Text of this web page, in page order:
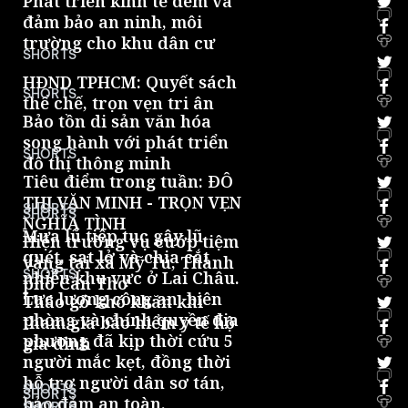
đảm bảo an ninh, môi
trường cho khu dân cư
0
SHORTS
HĐND TPHCM: Quyết sách
thể chế, trọn vẹn tri ân
0
SHORTS
Bảo tồn di sản văn hóa
song hành với phát triển
đô thị thông minh
0
SHORTS
Tiêu điểm trong tuần: ĐÔ
THỊ VĂN MINH - TRỌN VẸN
NGHĨA TÌNH
0
SHORTS
Hiện trường vụ cướp tiệm
vàng tại xã Mỹ Tú, Thành
phố Cần Thơ
0
SHORTS
Tháo gỡ khó khăn khi
tham gia bảo hiểm y tế hộ
gia đình
0
SHORTS
Mưa lũ tiếp tục gây lũ
quét, sạt lở và chia cắt
nhiều khu vực ở Lai Châu.
Lực lượng công an, biên
phòng và chính quyền địa
phương đã kịp thời cứu 5
người mắc kẹt, đồng thời
hỗ trợ người dân sơ tán,
bảo đảm an toàn.
0
SHORTS
SHORTS